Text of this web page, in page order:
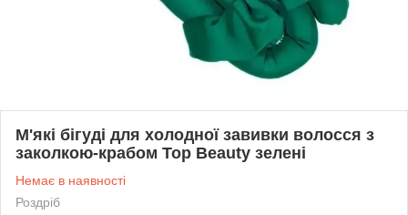
М'які бігуді для холодної завивки волосся з
заколкою-крабом Top Beauty зелені
Немає в наявності
Роздріб